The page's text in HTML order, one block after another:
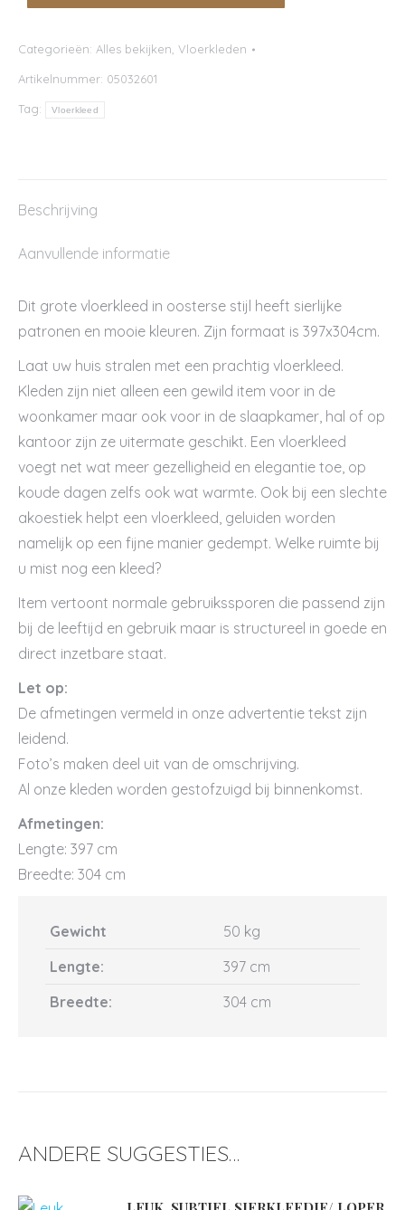
Categorieën: Alles bekijken Vloerkleden
Artikelnummer: 05032601
Tag: Vloerkleed
Beschrijving
Aanvullende informatie
Dit grote vloerkleed in oosterse stijl heeft sierlijke
patronen en mooie kleuren. Zijn formaat is 397x304cm.
Laat uw huis stralen met een prachtig vloerkleed.
Kleden zijn niet alleen een gewild item voor in de
woonkamer maar ook voor in de slaapkamer, hal of op
kantoor zijn ze uitermate geschikt. Een vloerkleed
voegt net wat meer gezelligheid en elegantie toe, op
koude dagen zelfs ook wat warmte. Ook bij een slechte
akoestiek helpt een vloerkleed, geluiden worden
namelijk op een fijne manier gedempt. Welke ruimte bij
u mist nog een kleed?
Item vertoont normale gebruikssporen die passend zijn
bij de leeftijd en gebruik maar is structureel in goede en
direct inzetbare staat.
Let op:
De afmetingen vermeld in onze advertentie tekst zijn
leidend.
Foto’s maken deel uit van de omschrijving.
Al onze kleden worden gestofzuigd bij binnenkomst.
Afmetingen:
Lengte: 397 cm
Breedte: 304 cm
Gewicht
50 kg
Lengte:
397 cm
Breedte:
304 cm
ANDERE SUGGESTIES…